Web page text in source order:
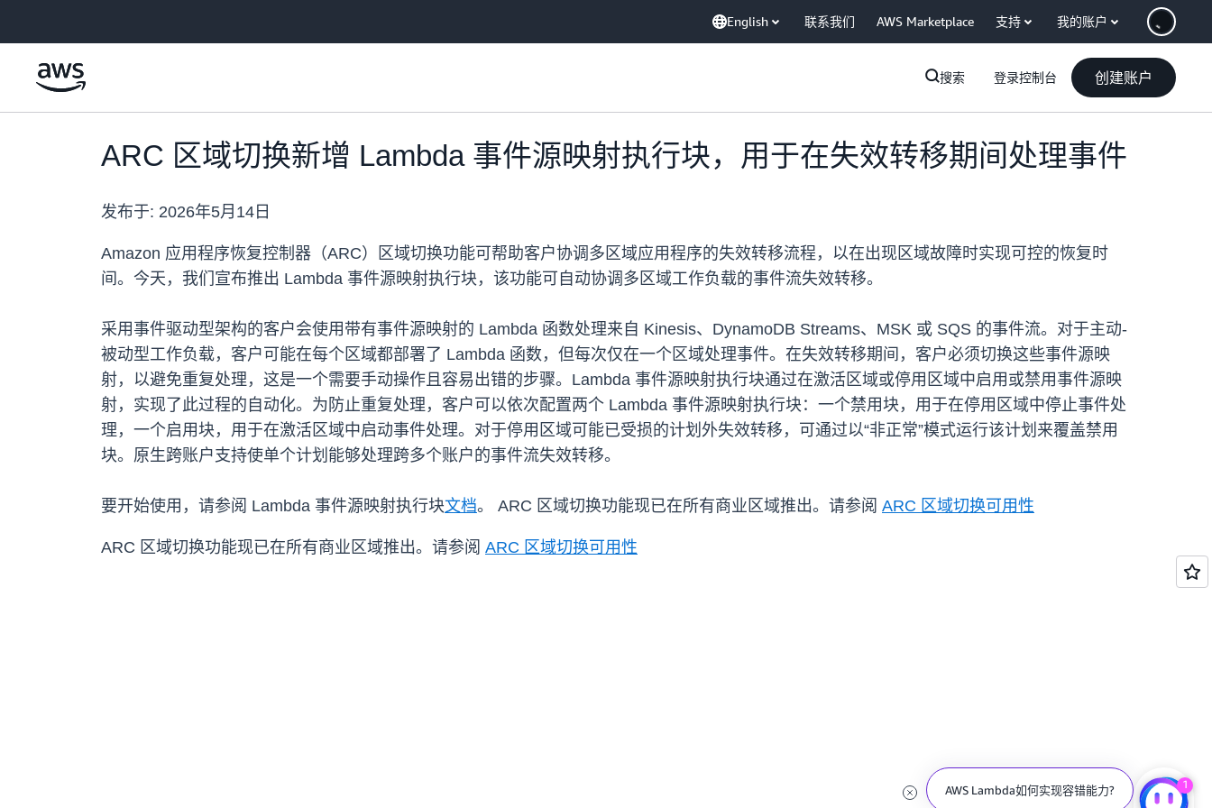
English 联系我们 AWS Marketplace 支持 我的账户
搜索 登录控制台 创建账户
ARC 区域切换新增 Lambda 事件源映射执行块，用于在失效转移期间处理事件
发布于: 2026年5月14日
Amazon 应用程序恢复控制器（ARC）区域切换功能可帮助客户协调多区域应用程序的失效转移流程，以在出现区域故障时实现可控的恢复时
间。今天，我们宣布推出 Lambda 事件源映射执行块，该功能可自动协调多区域工作负载的事件流失效转移。
采用事件驱动型架构的客户会使用带有事件源映射的 Lambda 函数处理来自 Kinesis、DynamoDB Streams、MSK 或 SQS 的事件流。对于主动-
被动型工作负载，客户可能在每个区域都部署了 Lambda 函数，但每次仅在一个区域处理事件。在失效转移期间，客户必须切换这些事件源映
射，以避免重复处理，这是一个需要手动操作且容易出错的步骤。Lambda 事件源映射执行块通过在激活区域或停用区域中启用或禁用事件源映
射，实现了此过程的自动化。为防止重复处理，客户可以依次配置两个 Lambda 事件源映射执行块 ：一个禁用块，用于在停用区域中停止事件处
理，一个启用块，用于在激活区域中启动事件处理。对于停用区域可能已受损的计划外失效转移，可通过以“非正常”模式运行该计划来覆盖禁用
块。原生跨账户支持使单个计划能够处理跨多个账户的事件流失效转移。
要开始使用，请参阅 Lambda 事件源映射执行块文档。 ARC 区域切换功能现已在所有商业区域推出。请参阅 ARC 区域切换可用性
ARC 区域切换功能现已在所有商业区域推出。请参阅 ARC 区域切换可用性
AWS Lambda如何实现容错能力? 1